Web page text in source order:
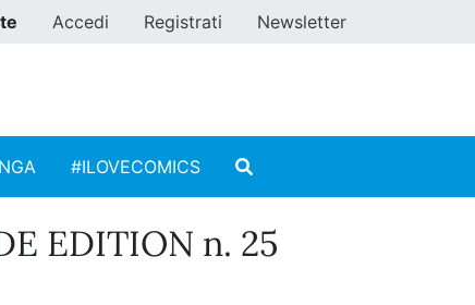
Accedi Registrati Newsletter
#ILOVECOMICS
EDITION n. 25